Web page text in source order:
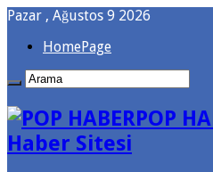
Pazar , Ağustos 9 2026
HomePage
POP
Haber Sitesi